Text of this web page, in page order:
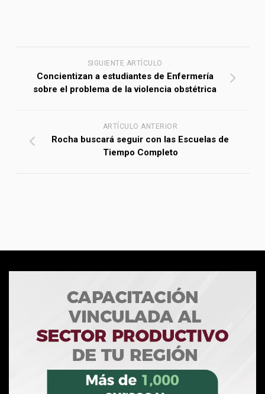
SIGUIENTE ARTÍCULO
Concientizan a estudiantes de Enfermería
sobre el problema de la violencia obstétrica
ARTÍCULO ANTERIOR
Rocha buscará seguir con las Escuelas de
Tiempo Completo